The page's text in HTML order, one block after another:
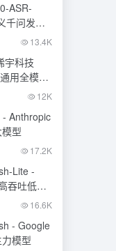
ASR-
千问发布
13.4K
宇科技
用全模态
12K
Anthropic
型
17.2K
Lite -
吞吐低成
16.6K
- Google
模型